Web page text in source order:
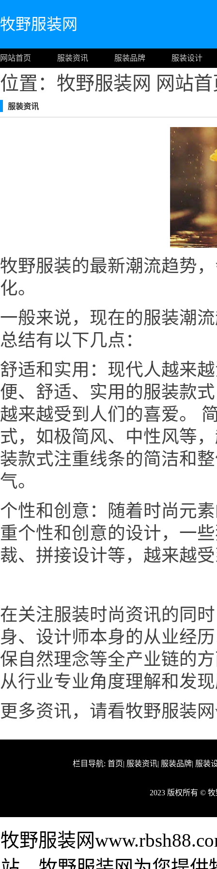
牧野服装网
网站首页 服装资讯 服装品牌 服装设计
位置：牧野服装网 网站
服装资讯
牧野服装的最新潮流趋势
化。
一般来说，现在的服装潮
总结有以下几点：
舒适和实用：现代人越来
便、舒适、实用的服装款
越来越受到人们的喜爱。
式，如极简风、中性风等
装款式注重线条的简洁和
气。
个性和创意：随着时尚元
重个性和创意的设计，一
裁、拼接设计等，越来越
在关注服装时尚资讯的同
身、设计师本身的从业经
保自然理念等全产业链的
从行业专业角度理解和发
更多资讯，请看牧野服装网
栏目导航: 首页| 服装资讯| 服装品牌| 服装
2023 版权所有 ©
牧野服装网